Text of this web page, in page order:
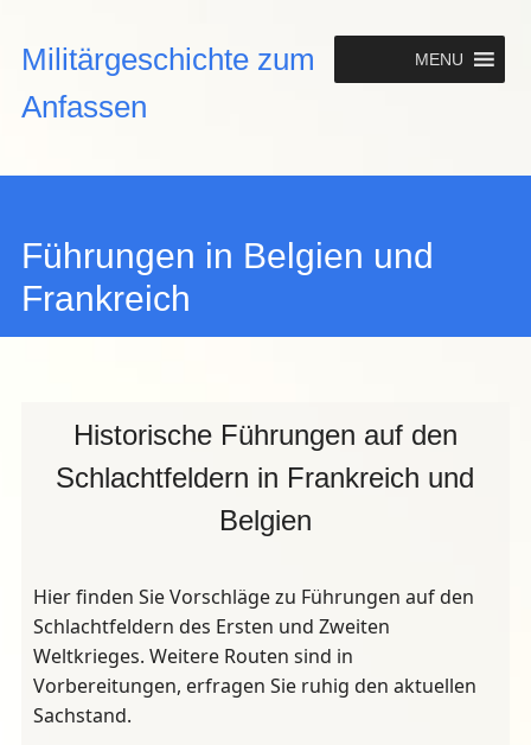
Militärgeschichte zum
Anfassen
Hauptmenü
MENU
Führungen in Belgien und
Frankreich
Historische Führungen auf den
Schlachtfeldern in Frankreich und
Belgien
Hier finden Sie Vorschläge zu Führungen auf den
Schlachtfeldern des Ersten und Zweiten
Weltkrieges. Weitere Routen sind in
Vorbereitungen, erfragen Sie ruhig den aktuellen
Sachstand.